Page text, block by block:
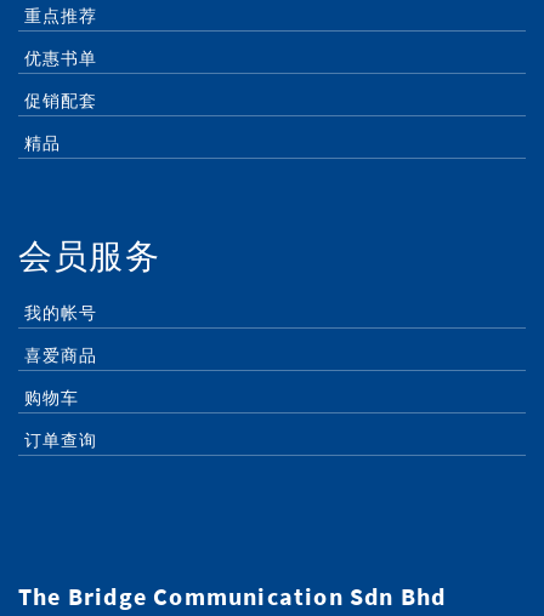
重点推荐
优惠书单
促销配套
精品
会员服务
我的帐号
喜爱商品
购物车
订单查询
The Bridge Communication Sdn Bhd